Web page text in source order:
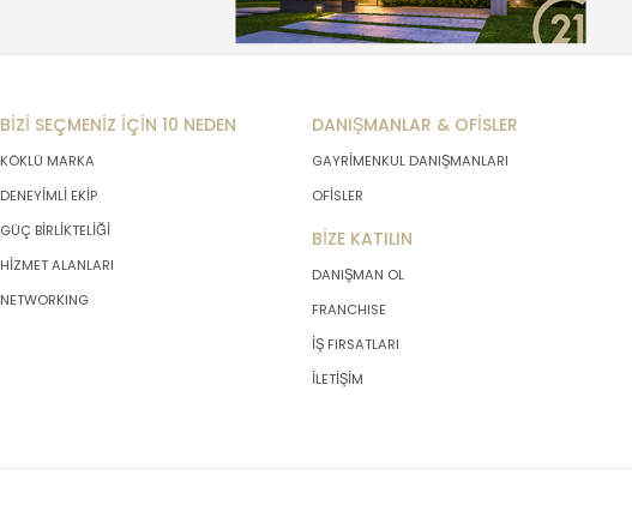
BİZİ SEÇMENİZ İÇİN 10 NEDEN
KÖKLÜ MARKA
DENEYİMLİ EKİP
GÜÇ BİRLİKTELİĞİ
HİZMET ALANLARI
NETWORKING
DANIŞMANLAR & OFİSLER
GAYRİMENKUL DANIŞMANLARI
OFİSLER
BİZE KATILIN
DANIŞMAN OL
FRANCHISE
İŞ FIRSATLARI
İLETİŞİM